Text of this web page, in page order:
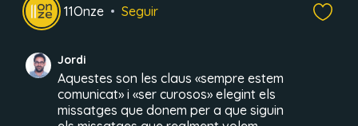
11Onze Seguir
Jordi
Aquestes son les claus «sempre estem
comunicat» i «ser curosos» elegint els
missatges que donem per a que siguin